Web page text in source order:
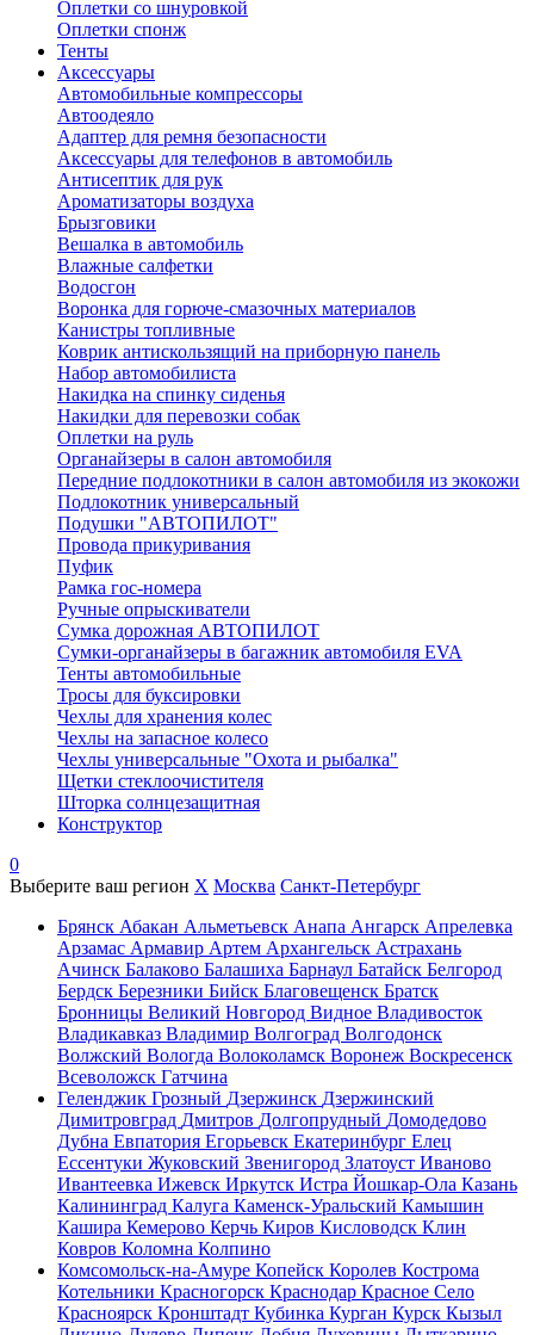
Оплетки со шнуровкой
Оплетки спонж
Тенты
Аксессуары
Автомобильные компрессоры
Автоодеяло
Адаптер для ремня безопасности
Аксессуары для телефонов в автомобиль
Антисептик для рук
Ароматизаторы воздуха
Брызговики
Вешалка в автомобиль
Влажные салфетки
Водосгон
Воронка для горюче-смазочных материалов
Канистры топливные
Коврик антискользящий на приборную панель
Набор автомобилиста
Накидка на спинку сиденья
Накидки для перевозки собак
Оплетки на руль
Органайзеры в салон автомобиля
Передние подлокотники в салон автомобиля из экокожи
Подлокотник универсальный
Подушки "АВТОПИЛОТ"
Провода прикуривания
Пуфик
Рамка гос-номера
Ручные опрыскиватели
Сумка дорожная АВТОПИЛОТ
Сумки-органайзеры в багажник автомобиля EVA
Тенты автомобильные
Тросы для буксировки
Чехлы для хранения колес
Чехлы на запасное колесо
Чехлы универсальные "Охота и рыбалка"
Щетки стеклоочистителя
Шторка солнцезащитная
Конструктор
0
Выберите ваш регион X Москва Санкт-Петербург
Брянск Абакан Альметьевск Анапа Ангарск Апрелевка
Арзамас Армавир Артем Архангельск Астрахань
Ачинск Балаково Балашиха Барнаул Батайск Белгород
Бердск Березники Бийск Благовещенск Братск
Бронницы Великий Новгород Видное Владивосток
Владикавказ Владимир Волгоград Волгодонск
Волжский Вологда Волоколамск Воронеж Воскресенск
Всеволожск Гатчина
Геленджик Грозный Дзержинск Дзержинский
Димитровград Дмитров Долгопрудный Домодедово
Дубна Евпатория Егорьевск Екатеринбург Елец
Ессентуки Жуковский Звенигород Златоуст Иваново
Ивантеевка Ижевск Иркутск Истра Йошкар-Ола Казань
Калининград Калуга Каменск-Уральский Камышин
Кашира Кемерово Керчь Киров Кисловодск Клин
Ковров Коломна Колпино
Комсомольск-на-Амуре Копейск Королев Кострома
Котельники Красногорск Краснодар Красное Село
Красноярск Кронштадт Кубинка Курган Курск Кызыл